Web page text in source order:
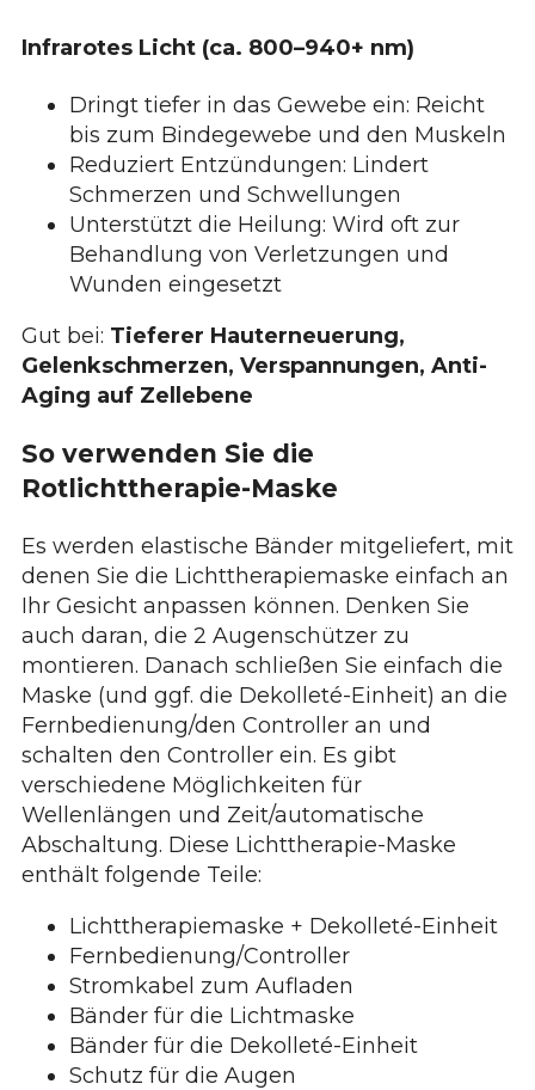
Infrarotes Licht (ca. 800–940+ nm)
Dringt tiefer in das Gewebe ein: Reicht
bis zum Bindegewebe und den Muskeln
Reduziert Entzündungen: Lindert
Schmerzen und Schwellungen
Unterstützt die Heilung: Wird oft zur
Behandlung von Verletzungen und
Wunden eingesetzt
Gut bei: Tieferer Hauterneuerung,
Gelenkschmerzen, Verspannungen, Anti-
Aging auf Zellebene
So verwenden Sie die
Rotlichttherapie-Maske
Es werden elastische Bänder mitgeliefert, mit
denen Sie die Lichttherapiemaske einfach an
Ihr Gesicht anpassen können. Denken Sie
auch daran, die 2 Augenschützer zu
montieren. Danach schließen Sie einfach die
Maske (und ggf. die Dekolleté-Einheit) an die
Fernbedienung/den Controller an und
schalten den Controller ein. Es gibt
verschiedene Möglichkeiten für
Wellenlängen und Zeit/automatische
Abschaltung. Diese Lichttherapie-Maske
enthält folgende Teile:
Lichttherapiemaske + Dekolleté-Einheit
Fernbedienung/Controller
Stromkabel zum Aufladen
Bänder für die Lichtmaske
Bänder für die Dekolleté-Einheit
Schutz für die Augen